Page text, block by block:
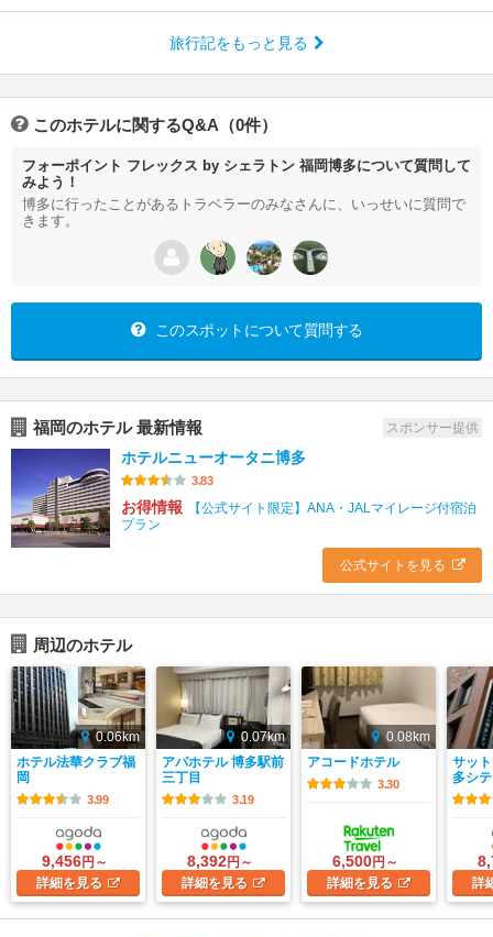
旅行記をもっと見る
このホテルに関するQ&A（0件）
フォーポイント フレックス by シェラトン 福岡博多について質問して
みよう！
博多に行ったことがあるトラベラーのみなさんに、いっせいに質問で
きます。
このスポットについて質問する
福岡のホテル 最新情報 スポンサー提供
ホテルニューオータニ博多
3.83
お得情報
【公式サイト限定】ANA・JALマイレージ付宿泊
プラン
公式サイトを見る
周辺のホテル
0.06km
ホテル法華クラブ福
岡
3.99
9,456円～
詳細を見る
0.07km
アパホテル 博多駅前
三丁目
3.19
8,392円～
詳細を見る
0.08km
アコードホテル
3.30
6,500円～
詳細を見る
サッ
多シ
詳